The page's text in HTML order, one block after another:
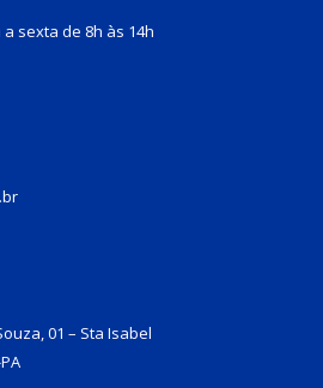
sexta de 8h às 14h
01 – Sta Isabel